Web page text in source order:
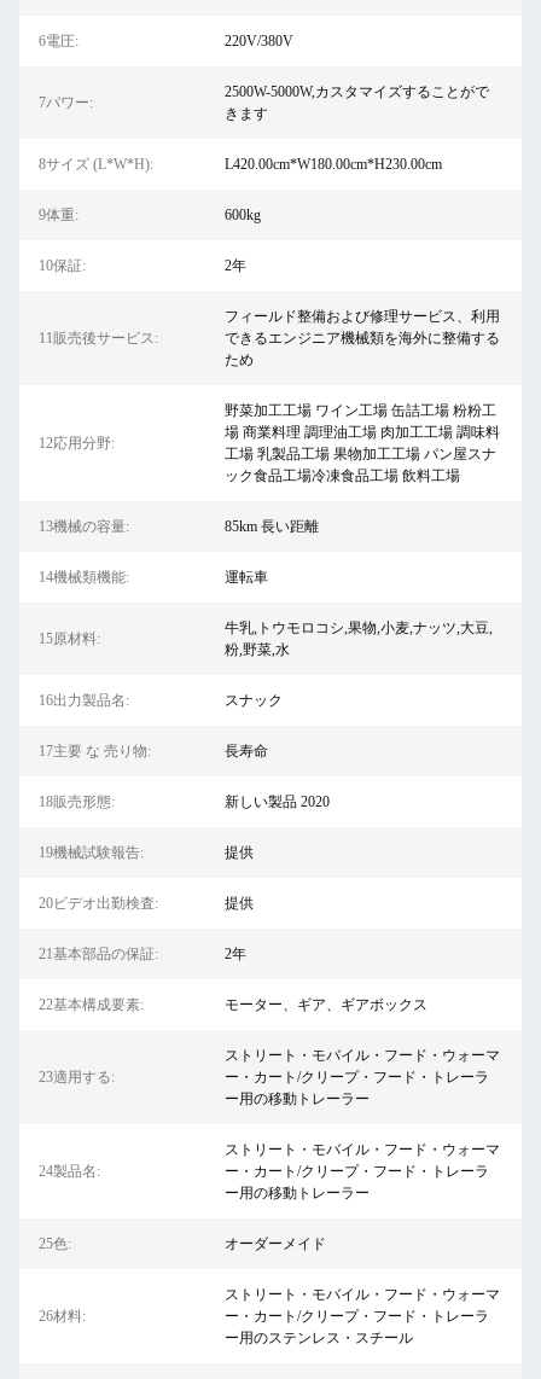
6電圧: 220V/380V
7パワー:
2500W-5000W,カスタマイズすることがで
きます
8サイズ (L*W*H): L420.00cm*W180.00cm*H230.00cm
9体重: 600kg
10保証: 2年
11販売後サービス:
フィールド整備および修理サービス、利用
できるエンジニア機械類を海外に整備する
ため
12応用分野:
野菜加工工場 ワイン工場 缶詰工場 粉粉工
場 商業料理 調理油工場 肉加工工場 調味料
工場 乳製品工場 果物加工工場 パン屋スナ
ック食品工場冷凍食品工場 飲料工場
13機械の容量: 85km 長い距離
14機械類機能: 運転車
15原材料:
牛乳,トウモロコシ,果物,小麦,ナッツ,大豆,
粉,野菜,水
16出力製品名: スナック
17主要 な 売り物: 長寿命
18販売形態: 新しい製品 2020
19機械試験報告: 提供
20ビデオ出勤検査: 提供
21基本部品の保証: 2年
22基本構成要素: モーター、ギア、ギアボックス
23適用する:
ストリート・モバイル・フード・ウォーマ
ー・カート/クリープ・フード・トレーラ
ー用の移動トレーラー
24製品名:
ストリート・モバイル・フード・ウォーマ
ー・カート/クリープ・フード・トレーラ
ー用の移動トレーラー
25色: オーダーメイド
26材料:
ストリート・モバイル・フード・ウォーマ
ー・カート/クリープ・フード・トレーラ
ー用のステンレス・スチール